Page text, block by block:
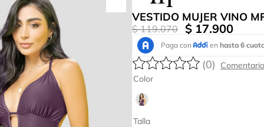
VESTIDO MUJER VINO
$ 119.070 $ 17.900
(0)
Talla
Color
blusas
enterizo